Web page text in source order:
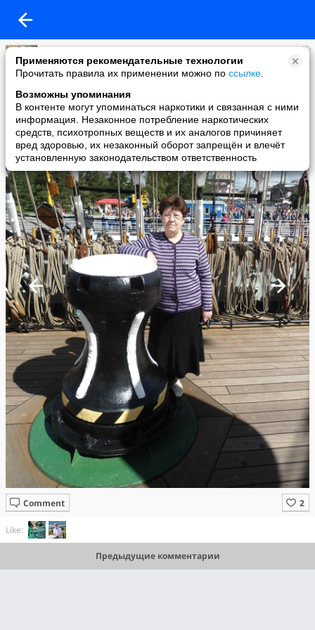
Применяются рекомендательные технологии
Прочитать правила их применении можно по ссылке
Возможны упоминания
В контенте могут упоминаться наркотики и связанная с ними
информация. Незаконное потребление наркотических
средств, психотропных веществ и их аналогов причиняет
вред здоровью, их незаконный оборот запрещён и влечёт
установленную законодательством ответственность
Галина Федосеева
added a photo
28 Jun в 18:22
Comment
Like:
Предыдущие комментарии